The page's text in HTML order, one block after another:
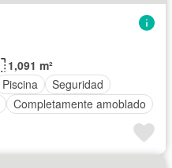
1,091 m²
Piscina
Seguridad
Completamente amoblado